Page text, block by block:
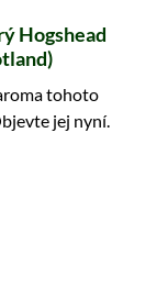
Hogshead
tohoto
jej nyní.